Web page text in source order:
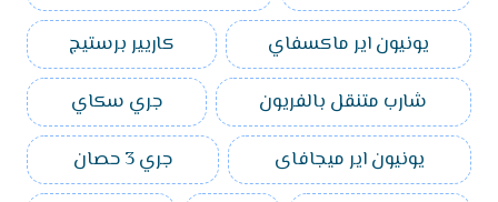
يونيون اير ماكسفاي
كاريير برستيج
شارب متنقل بالفريون
جري سكاي
يونيون اير ميجافاى
جري 3 حصان